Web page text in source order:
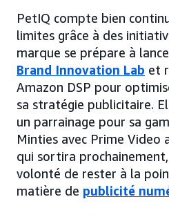
PetIQ compte bien
limites grâce à des
marque se prépare à
Brand Innovation Lab et
Amazon DSP pour
sa stratégie publicitaire.
un parrainage pour sa
Minties avec Prime Video
qui sortira
volonté de rester à la
matière de publicité